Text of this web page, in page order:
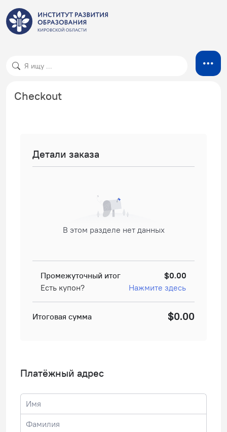
Checkout
Детали заказа
В этом разделе нет данных
Промежуточный итог
$0.00
Есть купон?
Нажмите здесь
Итоговая сумма $0.00
Платёжный адрес